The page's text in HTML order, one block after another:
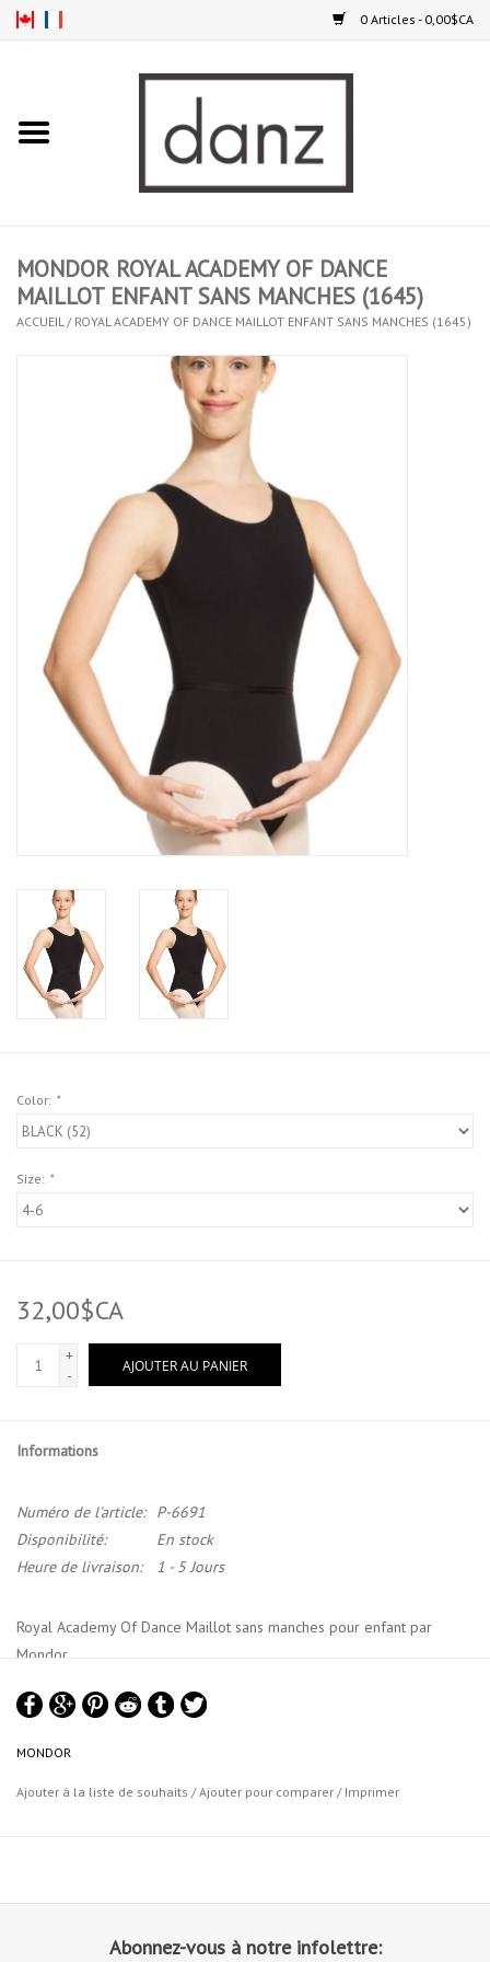
0 Articles - 0,00$CA
COLLANTS
Accessoires
SPÉCIAUX- VENTE FINALE
PARTENARIAT
FAIT AU QUEBEC
MONDOR ROYAL ACADEMY OF DANCE
MAILLOT ENFANT SANS MANCHES (1645)
ACCUEIL / ROYAL ACADEMY OF DANCE MAILLOT ENFANT SANS MANCHES (1645)
Color: *
Size: *
32,00$CA
+
-
AJOUTER AU PANIER
Informations
Numéro de l'article:
P-6691
Disponibilité:
En stock
Heure de livraison:
1 - 5 Jours
Royal Academy Of Dance Maillot sans manches pour enfant par
Mondor.
Ce maillot sans manches est approuvé par la Royal Academy of
Dance (RAD). Le body présente une encolure ronde. Il est
entièrement doublé de polyester et comprend une ceinture assortie.
confort exceptionnel.
MONDOR
Ajouter à la liste de souhaits /Ajouter pour comparer / Imprimer
Abonnez-vous à notre infolettre: